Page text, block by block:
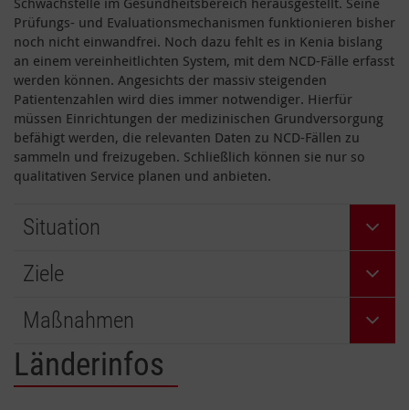
Prüfungs- und Evaluationsmechanismen funktionieren bisher
noch nicht einwandfrei. Noch dazu fehlt es in Kenia bislang
an einem vereinheitlichten System, mit dem NCD-Fälle erfasst
werden können. Angesichts der massiv steigenden
Patientenzahlen wird dies immer notwendiger. Hierfür
müssen Einrichtungen der medizinischen Grundversorgung
befähigt werden, die relevanten Daten zu NCD-Fällen zu
sammeln und freizugeben. Schließlich können sie nur so
qualitativen Service planen und anbieten.
Situation
Ziele
Maßnahmen
Länderinfos